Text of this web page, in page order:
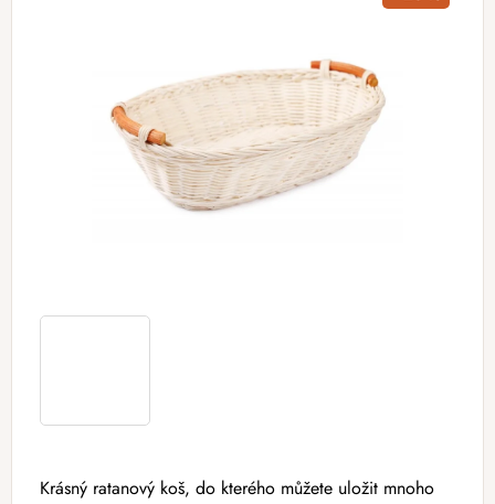
Krásný ratanový koš, do kterého můžete uložit mnoho